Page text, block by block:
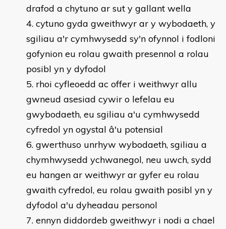
drafod a chytuno ar sut y gallant wella
cytuno gyda gweithwyr ar y wybodaeth, y
sgiliau a'r cymhwysedd sy'n ofynnol i fodloni
gofynion eu rolau gwaith presennol a rolau
posibl yn y dyfodol
rhoi cyfleoedd ac offer i weithwyr allu
gwneud asesiad cywir o lefelau eu
gwybodaeth, eu sgiliau a'u cymhwysedd
cyfredol yn ogystal â'u potensial
gwerthuso unrhyw wybodaeth, sgiliau a
chymhwysedd ychwanegol, neu uwch, sydd
eu hangen ar weithwyr ar gyfer eu rolau
gwaith cyfredol, eu rolau gwaith posibl yn y
dyfodol a'u dyheadau personol
ennyn diddordeb gweithwyr i nodi a chael